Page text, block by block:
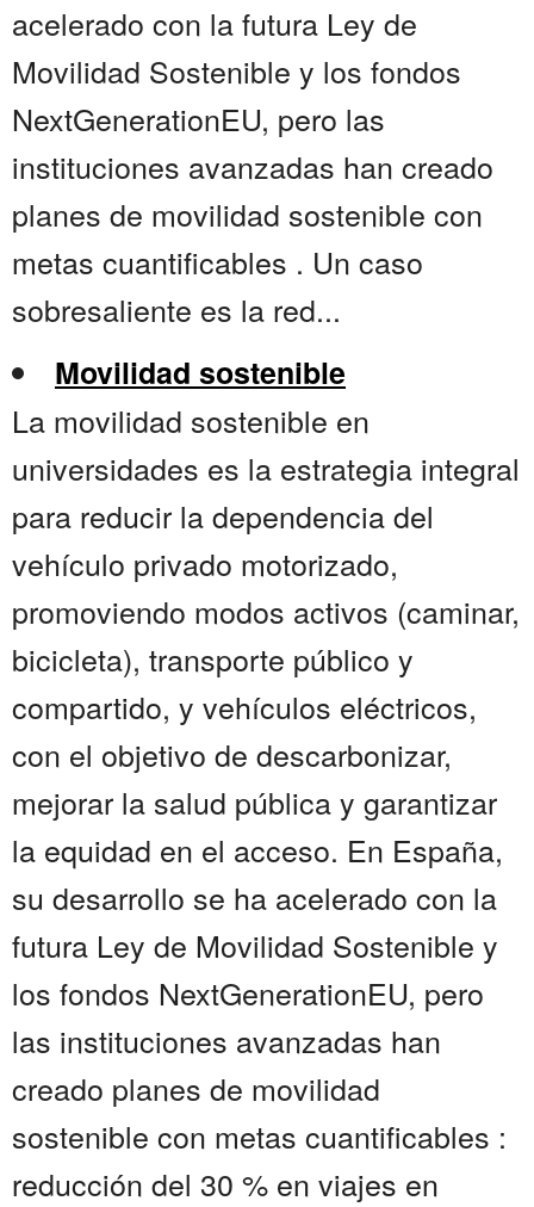
acelerado con la futura Ley de
Movilidad Sostenible y los fondos
NextGenerationEU, pero las
instituciones avanzadas han creado
planes de movilidad sostenible con
metas cuantificables . Un caso
sobresaliente es la red...
Movilidad sostenible
La movilidad sostenible en
universidades es la estrategia integral
para reducir la dependencia del
vehículo privado motorizado,
promoviendo modos activos (caminar,
bicicleta), transporte público y
compartido, y vehículos eléctricos,
con el objetivo de descarbonizar,
mejorar la salud pública y garantizar
la equidad en el acceso. En España,
su desarrollo se ha acelerado con la
futura Ley de Movilidad Sostenible y
los fondos NextGenerationEU, pero
las instituciones avanzadas han
creado planes de movilidad
sostenible con metas cuantificables :
reducción del 30 % en viajes en